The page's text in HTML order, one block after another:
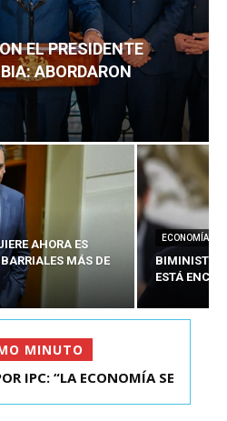
EL PRESIDENTE
ABORDARON
AHORA ES
MÁS DE
ECONOMÍA
BIMINISTRO
ESTÁ
MINUTO
EL PRESIDENTE ELECTO DE
IPC: “LA ECONOMÍA SE